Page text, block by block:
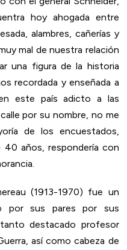
hoy ahogada entre
alambres, cañerías y
mal de nuestra relación
una figura de la historia
recordada y enseñada a
este país adicto a las
por su nombre, no me
de los encuestados,
40 años, respondería con
(1913-1970) fue un
por sus pares por sus
destacado profesor
así como cabeza de